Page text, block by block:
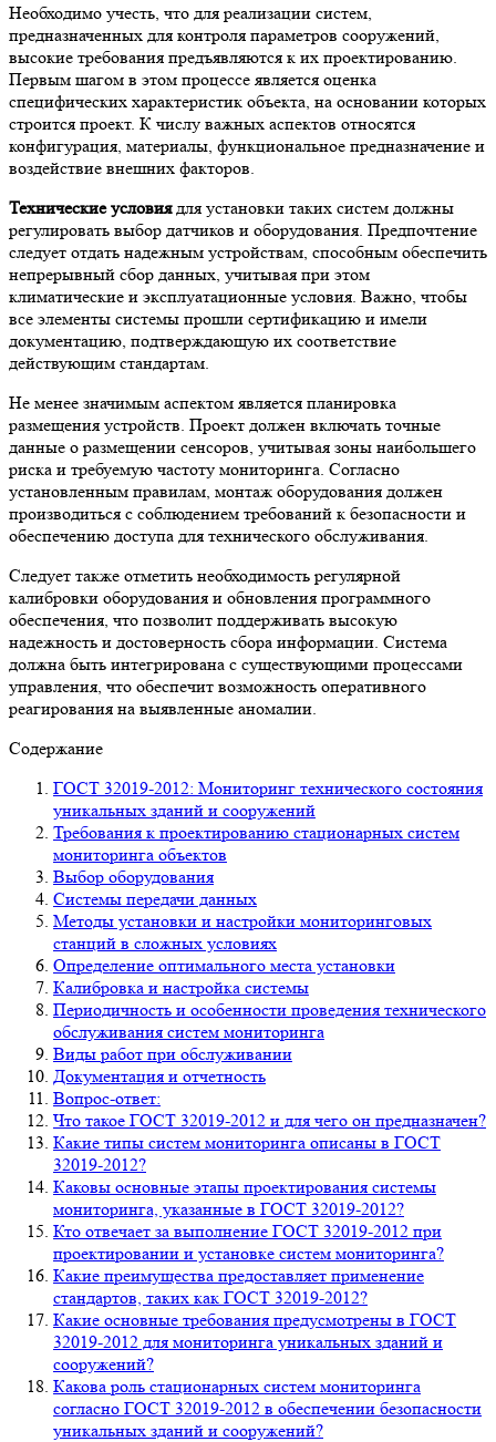
Необходимо учесть, что для реализации систем,
предназначенных для контроля параметров сооружений,
высокие требования предъявляются к их проектированию.
Первым шагом в этом процессе является оценка
специфических характеристик объекта, на основании которых
строится проект. К числу важных аспектов относятся
конфигурация, материалы, функциональное предназначение и
воздействие внешних факторов.
Технические условиядля установки таких систем должны
регулировать выбор датчиков и оборудования. Предпочтение
следует отдать надежным устройствам, способным обеспечить
непрерывный сбор данных, учитывая при этом
климатические и эксплуатационные условия. Важно, чтобы
все элементы системы прошли сертификацию и имели
документацию, подтверждающую их соответствие
действующим стандартам.
Не менее значимым аспектом является планировка
размещения устройств. Проект должен включать точные
данные о размещении сенсоров, учитывая зоны наибольшего
риска и требуемую частоту мониторинга. Согласно
установленным правилам, монтаж оборудования должен
производиться с соблюдением требований к безопасности и
обеспечению доступа для технического обслуживания.
Следует также отметить необходимость регулярной
калибровки оборудования и обновления программного
обеспечения, что позволит поддерживать высокую
надежность и достоверность сбора информации. Система
должна быть интегрирована с существующими процессами
управления, что обеспечит возможность оперативного
реагирования на выявленные аномалии.
Содержание
ГОСТ 32019-2012: Мониторинг технического состояния
уникальных зданий и сооружений
Требования к проектированию стационарных систем
мониторинга объектов
Выбор оборудования
Системы передачи данных
Методы установки и настройки мониторинговых
станций в сложных условиях
Определение оптимального места установки
Калибровка и настройка системы
Периодичность и особенности проведения технического
обслуживания систем мониторинга
Виды работ при обслуживании
Документация и отчетность
Вопрос-ответ:
Что такое ГОСТ 32019-2012 и для чего он предназначен?
Какие типы систем мониторинга описаны в ГОСТ
32019-2012?
Каковы основные этапы проектирования системы
мониторинга, указанные в ГОСТ 32019-2012?
Кто отвечает за выполнение ГОСТ 32019-2012 при
проектировании и установке систем мониторинга?
Какие преимущества предоставляет применение
стандартов, таких как ГОСТ 32019-2012?
Какие основные требования предусмотрены в ГОСТ
32019-2012 для мониторинга уникальных зданий и
сооружений?
Какова роль стационарных систем мониторинга
согласно ГОСТ 32019-2012 в обеспечении безопасности
уникальных зданий и сооружений?